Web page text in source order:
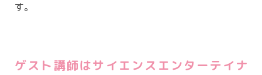
す。
ゲスト講師はサイエンスエンターテイナ